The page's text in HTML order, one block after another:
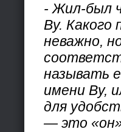
- Жил-был
Ву. Какого
неважно,
называть
имени Ву,
для
— это